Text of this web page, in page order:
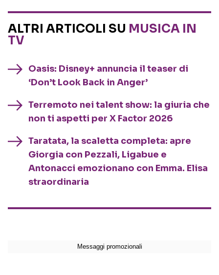
ALTRI ARTICOLI SU MUSICA IN
TV
Oasis: Disney+ annuncia il teaser di
‘Don’t Look Back in Anger’
Terremoto nei talent show: la giuria che
non ti aspetti per X Factor 2026
Taratata, la scaletta completa: apre
Giorgia con Pezzali, Ligabue e
Antonacci emozionano con Emma. Elisa
straordinaria